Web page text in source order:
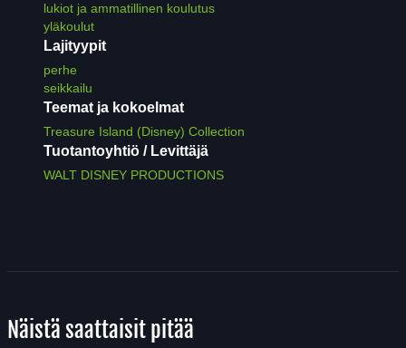
lukiot ja ammatillinen koulutus
yläkoulut
Lajityypit
perhe
seikkailu
Teemat ja kokoelmat
Treasure Island (Disney) Collection
Tuotantoyhtiö / Levittäjä
WALT DISNEY PRODUCTIONS
Näistä saattaisit pitää